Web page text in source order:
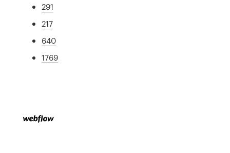
291
217
640
1769